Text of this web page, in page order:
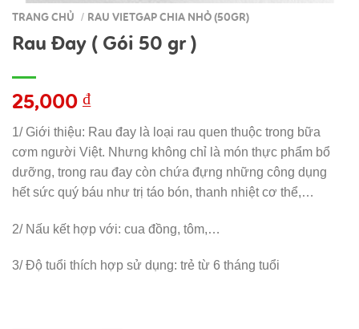
TRANG CHỦ / RAU VIETGAP CHIA NHỎ (50GR)
Rau Đay ( Gói 50 gr )
25,000 ₫
1/ Giới thiệu: Rau đay là loại rau quen thuộc trong bữa
cơm người Việt. Nhưng không chỉ là món thực phẩm bổ
dưỡng, trong rau đay còn chứa đựng những công dụng
hết sức quý báu như trị táo bón, thanh nhiệt cơ thể,…
2/ Nấu kết hợp với: cua đồng, tôm,…
3/ Độ tuổi thích hợp sử dụng: trẻ từ 6 tháng tuổi